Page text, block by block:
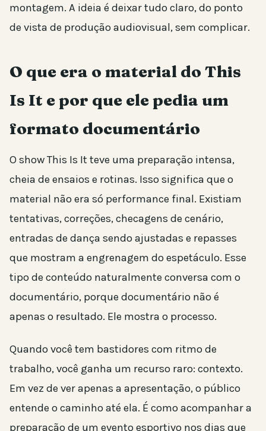
montagem. A ideia é deixar tudo claro, do ponto
de vista de produção audiovisual, sem complicar.
O que era o material do This
Is It e por que ele pedia um
formato documentário
O show This Is It teve uma preparação intensa,
cheia de ensaios e rotinas. Isso significa que o
material não era só performance final. Existiam
tentativas, correções, checagens de cenário,
entradas de dança sendo ajustadas e repasses
que mostram a engrenagem do espetáculo. Esse
tipo de conteúdo naturalmente conversa com o
documentário, porque documentário não é
apenas o resultado. Ele mostra o processo.
Quando você tem bastidores com ritmo de
trabalho, você ganha um recurso raro: contexto.
Em vez de ver apenas a apresentação, o público
entende o caminho até ela. É como acompanhar a
preparação de um evento esportivo nos dias que